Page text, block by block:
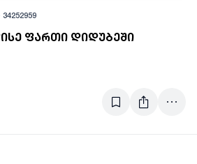
34252959
ფართი დიდუბეში